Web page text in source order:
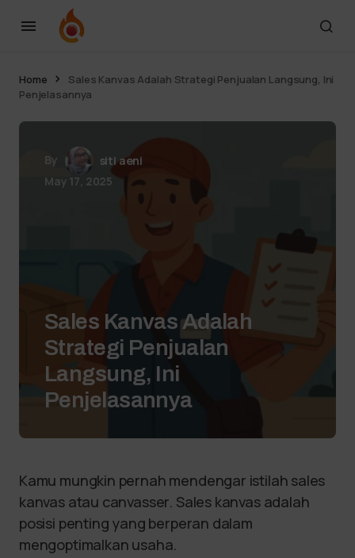
Home
Sales Kanvas Adalah Strategi Penjualan Langsung, Ini
Penjelasannya
By
siti aeni
May 17, 2025
Sales Kanvas Adalah
Strategi Penjualan
Langsung, Ini
Penjelasannya
Kamu mungkin pernah mendengar istilah sales
kanvas atau canvasser. Sales kanvas adalah
posisi penting yang berperan dalam
mengoptimalkan usaha.